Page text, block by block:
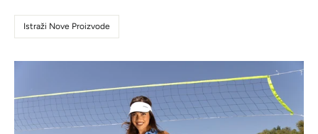
Istraži Nove Proizvode